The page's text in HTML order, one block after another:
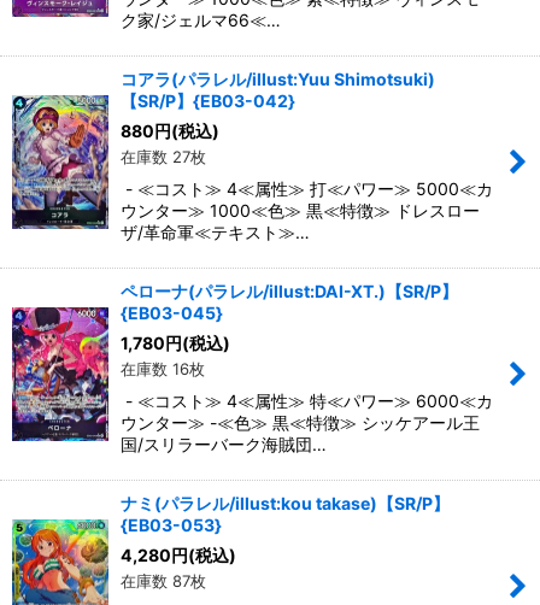
ク家/ジェルマ66≪…
コアラ(パラレル/illust:Yuu Shimotsuki)
【SR/P】{EB03-042}
880円(税込)
在庫数 27枚
- ≪コスト≫ 4≪属性≫ 打≪パワー≫ 5000≪カ
ウンター≫ 1000≪色≫ 黒≪特徴≫ ドレスロー
ザ/革命軍≪テキスト≫…
ペローナ(パラレル/illust:DAI-XT.)【SR/P】
{EB03-045}
1,780円(税込)
在庫数 16枚
- ≪コスト≫ 4≪属性≫ 特≪パワー≫ 6000≪カ
ウンター≫ -≪色≫ 黒≪特徴≫ シッケアール王
国/スリラーバーク海賊団…
ナミ(パラレル/illust:kou takase)【SR/P】
{EB03-053}
4,280円(税込)
在庫数 87枚